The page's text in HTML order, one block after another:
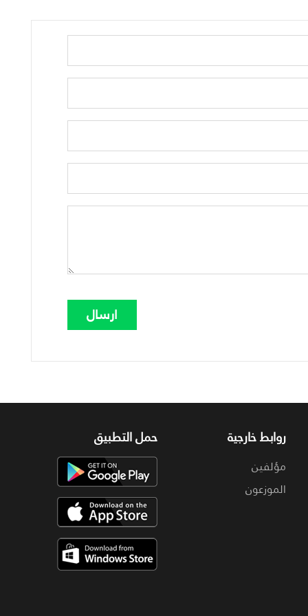
روابط خارجية
مؤلفين
الموزعون
حمل التطبيق